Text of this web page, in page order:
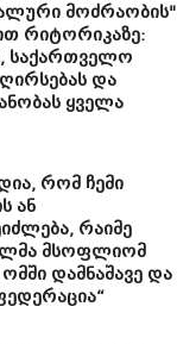
მოძრაობის"
რიტორიკაზე:
საქართველო
ღირსებას და
ყველა
რომ ჩემი
ან
რაიმე
მსოფლიომ
დამნაშავე და